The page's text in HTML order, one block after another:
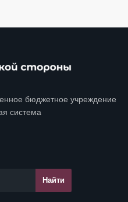
бюджетное учреждение
система